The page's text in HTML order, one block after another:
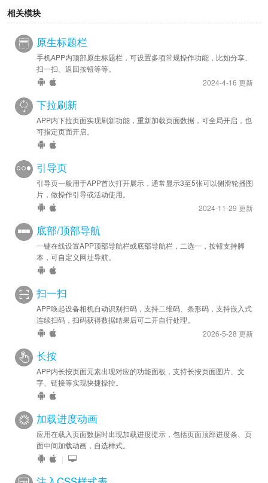
相关模块
原生标题栏
手机APP内顶部原生标题栏，可设置多项常规操作功能，比如分享、
扫一扫、返回按钮等等。
2024-4-16 更新
下拉刷新
APP内下拉页面实现刷新功能，重新加载页面数据，可全局开启，也
可指定页面开启。
引导页
引导页一般用于APP首次打开展示，通常显示3至5张可以侧滑轮播图
片，做操作引导或活动使用。
2024-11-29 更新
底部/顶部导航
一键在线设置APP顶部导航栏或底部导航栏，二选一，按钮支持脚
本，可自定义网址导航。
扫一扫
APP唤起设备相机自动识别扫码，支持二维码、条形码，支持嵌入式
连续扫码，扫码获得数据结果后可二开自行处理。
2026-5-28 更新
长按
APP内长按页面元素出现对应的功能面板，支持长按页面图片、文
字、链接等实现快捷操控。
加载进度动画
应用在载入页面数据时出现加载进度提示，包括页面顶部进度条、页
面中间加载动画，自选样式。
|